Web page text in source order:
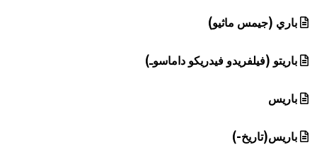
باري (جيمس ماثيو)
باريتو (فيلفريدو فيدريكو داماسوـ)
باريس
باريس(تاريخ-)